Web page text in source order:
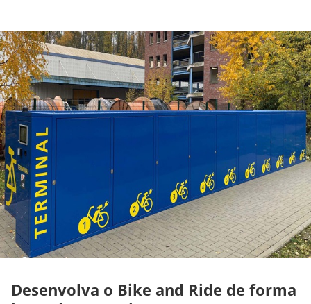
Desenvolva o Bike and Ride de forma